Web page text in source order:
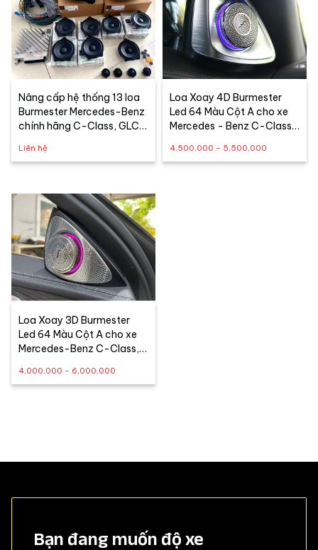
Nâng cấp hệ thống 13 loa
Burmester Mercedes-Benz
chính hãng C-Class, GLC-
Liên hệ
Loa Xoay 4D Burmester
Led 64 Màu Cột A cho xe
Mercedes - Benz C-Class,
Class
4,500,000 - 5,500,000
Loa Xoay 3D Burmester
Led 64 Màu Cột A cho xe
Mercedes-Benz C-Class,
Class
4,000,000 - 6,000,000
Bạn đang muốn độ xe